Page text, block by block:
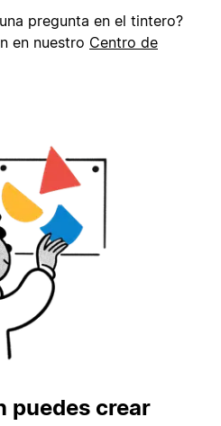
pregunta en el tintero?
en nuestro Centro de
puedes crear